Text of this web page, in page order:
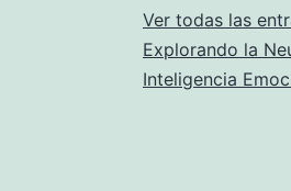
Ver todas las
Explorando la
Inteligencia